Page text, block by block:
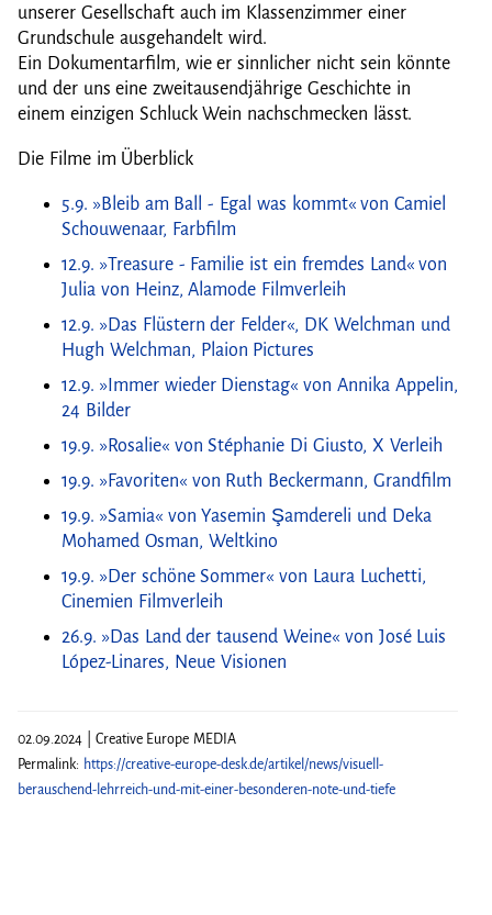
unserer Gesellschaft auch im Klassenzimmer einer
Grundschule ausgehandelt wird.
Ein Dokumentarfilm, wie er sinnlicher nicht sein könnte
und der uns eine zweitausendjährige Geschichte in
einem einzigen Schluck Wein nachschmecken lässt.
Die Filme im Überblick
5.9. »Bleib am Ball - Egal was kommt« von Camiel
Schouwenaar, Farbfilm
12.9. »Treasure - Familie ist ein fremdes Land« von
Julia von Heinz, Alamode Filmverleih
12.9. »Das Flüstern der Felder«, DK Welchman und
Hugh Welchman, Plaion Pictures
12.9. »Immer wieder Dienstag« von Annika Appelin,
24 Bilder
19.9. »Rosalie« von Stéphanie Di Giusto, X Verleih
19.9. »Favoriten« von Ruth Beckermann, Grandfilm
19.9. »Samia« von Yasemin Şamdereli und Deka
Mohamed Osman, Weltkino
19.9. »Der schöne Sommer« von Laura Luchetti,
Cinemien Filmverleih
26.9. »Das Land der tausend Weine« von José Luis
López-Linares, Neue Visionen
02.09.2024 | Creative Europe MEDIA
Permalink: https://creative-europe-desk.de/artikel/news/visuell-
berauschend-lehrreich-und-mit-einer-besonderen-note-und-tiefe